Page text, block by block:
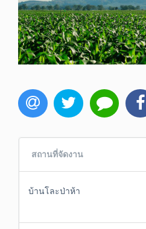
สถานที่จัดงาน
บ้านโละป่าห้า